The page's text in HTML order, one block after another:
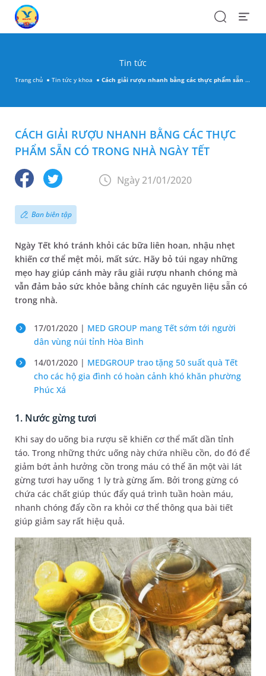
SearchOpen
Tin tức
Trang chủ Tin tức y khoa Cách giải rượu nhanh bằng các thực phẩm sẵn có trong nhà ngày Tết
CÁCH GIẢI RƯỢU NHANH BẰNG CÁC THỰC
PHẨM SẴN CÓ TRONG NHÀ NGÀY TẾT
Ngày 21/01/2020
Ban biên tập
Ngày Tết khó tránh khỏi các bữa liên hoan, nhậu nhẹt
khiến cơ thể mệt mỏi, mất sức. Hãy bỏ túi ngay những
mẹo hay giúp cánh mày râu giải rượu nhanh chóng mà
vẫn đảm bảo sức khỏe bằng chính các nguyên liệu sẵn có
trong nhà.
17/01/2020 | MED GROUP mang Tết sớm tới người
dân vùng núi tỉnh Hòa Bình
14/01/2020 | MEDGROUP trao tặng 50 suất quà Tết
cho các hộ gia đình có hoàn cảnh khó khăn phường
Phúc Xá
1. Nước gừng tươi
Khi say do uống bia rượu sẽ khiến cơ thể mất dần tỉnh
táo. Trong những thức uống này chứa nhiều cồn, do đó để
giảm bớt ảnh hưởng cồn trong máu có thể ăn một vài lát
gừng tươi hay uống 1 ly trà gừng ấm. Bởi trong gừng có
chứa các chất giúp thúc đẩy quá trình tuần hoàn máu,
nhanh chóng đẩy cồn ra khỏi cơ thể thông qua bài tiết
giúp giảm say rất hiệu quả.